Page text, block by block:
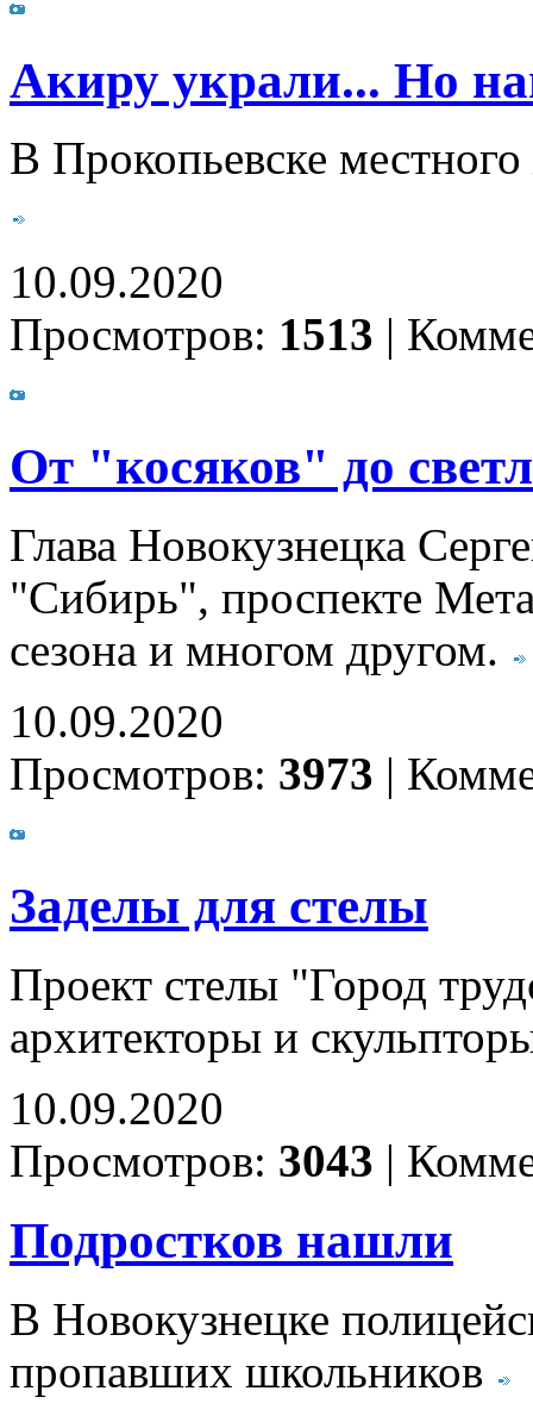
Акиру украли... Но
В Прокопьевске
10.09.2020
Просмотров: 1513 |
От "косяков" до
Глава Новокузнецка
"Сибирь", проспекте
сезона и многом другом.
10.09.2020
Просмотров: 3973 |
Заделы для стелы
Проект стелы "Город
архитекторы и
10.09.2020
Просмотров: 3043 |
Подростков нашли
В Новокузнецке
пропавших школьников